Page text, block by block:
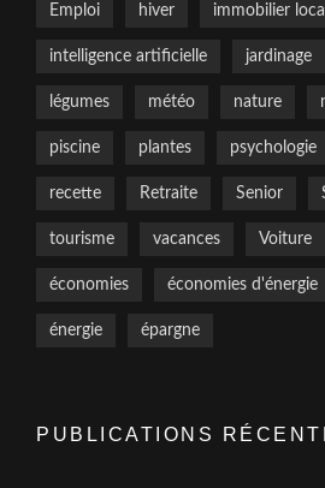
Emploi hiver immobilier
intelligence artificielle jardinage
légumes météo nature
piscine plantes psychologie
recette Retraite Senior
tourisme vacances Voiture
économies économies d'énergie
énergie épargne
PUBLICATIONS